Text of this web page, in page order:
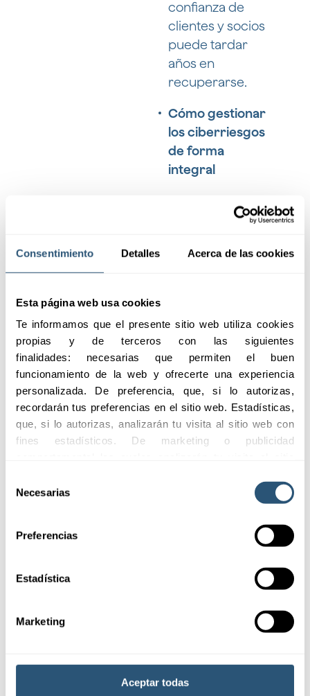
Consentimiento Detalles Acerca de las cookies
Esta página web usa cookies
Te informamos que el presente sitio web utiliza cookies
propias y de terceros con las siguientes
finalidades: necesarias que permiten el buen
funcionamiento de la web y ofrecerte una experiencia
personalizada. De preferencia, que, si lo autorizas,
recordarán tus preferencias en el sitio web. Estadísticas,
que, si lo autorizas, analizarán tu visita al sitio web con
fines estadísticos. De marketing o publicidad
publicidad, personalizar los anuncios y medir su
para consultar la Política de
Necesarias
Preferencias
Estadística
Marketing
Aceptar todas
confianza de
clientes y socios
puede tardar
años en
recuperarse.
Cómo gestionar
los ciberriesgos
de forma
integral
vale con instalar unas
medidas de seguridad y
olvidarse. Según mi
experiencia, las
empresas suelen caer
en tres categorías:
Las queno
tienen casi nada
empezar por lo
básico y definir
para
necesitan
concienciarse